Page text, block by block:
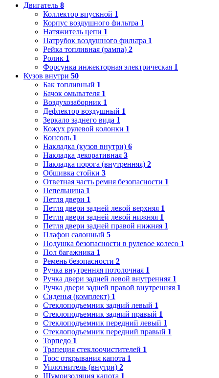
Двигатель 8
Коллектор впускной 1
Корпус воздушного фильтра 1
Натяжитель цепи 1
Патрубок воздушного фильтра 1
Рейка топливная (рампа) 2
Ролик 1
Форсунка инжекторная электрическая 1
Кузов внутри 50
Бак топливный 1
Бачок омывателя 1
Воздухозаборник 1
Дефлектор воздушный 1
Зеркало заднего вида 1
Кожух рулевой колонки 1
Консоль 1
Накладка (кузов внутри) 6
Накладка декоративная 3
Накладка порога (внутренняя) 2
Обшивка стойки 3
Ответная часть ремня безопасности 1
Пепельница 1
Петля двери 1
Петля двери задней левой верхняя 1
Петля двери задней левой нижняя 1
Петля двери задней правой нижняя 1
Плафон салонный 5
Подушка безопасности в рулевое колесо 1
Пол багажника 1
Ремень безопасности 2
Ручка внутренняя потолочная 1
Ручка двери задней левой внутренняя 1
Ручка двери задней правой внутренняя 1
Сиденья (комплект) 1
Стеклоподъемник задний левый 1
Стеклоподъемник задний правый 1
Стеклоподъемник передний левый 1
Стеклоподъемник передний правый 1
Торпедо 1
Трапеция стеклоочистителей 1
Трос открывания капота 1
Уплотнитель (внутри) 2
Шумоизоляция капота 1